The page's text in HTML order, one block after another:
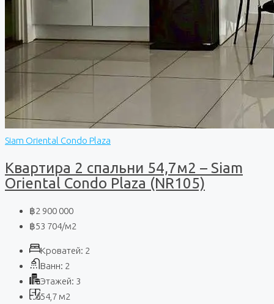
Siam Oriental Condo Plaza
Квартира 2 спальни 54,7м2 – Siam
Oriental Condo Plaza (NR105)
฿2 900 000
฿53 704/м2
Кроватей: 2
Ванн: 2
Этажей: 3
54,7 м2